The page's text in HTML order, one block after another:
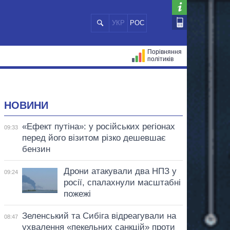
УКР РОС
Порівняння
політиків
НОВИНИ
09:33
«Ефект путіна»: у російських регіонах
перед його візитом різко дешевшає
бензин
09:24
Дрони атакували два НПЗ у
росії, спалахнули масштабні
пожежі
08:47
Зеленський та Сибіга відреагували на
ухвалення «пекельних санкцій» проти